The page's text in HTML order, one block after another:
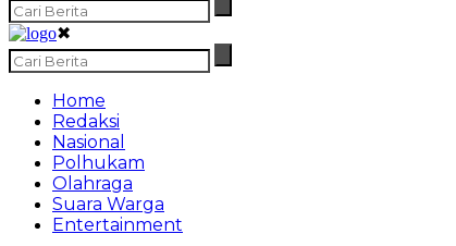
✖
Home
Redaksi
Nasional
Polhukam
Olahraga
Suara Warga
Entertainment